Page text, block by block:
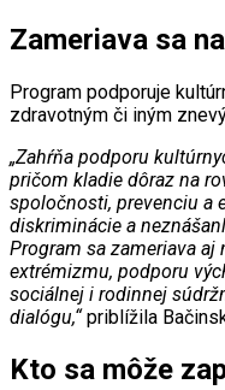
Zameriava sa
Program podporuje
zdravotným či iným
„Zahŕňa podporu
pričom kladie dôraz na
spoločnosti, prevenciu a
diskriminácie a
Program sa zameriava
extrémizmu, podporu
sociálnej i rodinnej
dialógu,“priblížila
Kto sa môže